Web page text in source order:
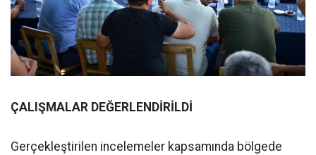
ÇALIŞMALAR DEĞERLENDİRİLDİ
Gerçekleştirilen incelemeler kapsamında bölgede